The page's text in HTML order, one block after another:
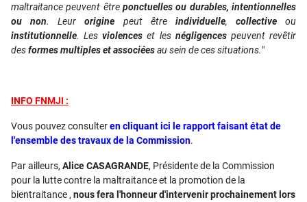
maltraitance peuvent être ponctuelles ou durables, intentionnelles
ou non. Leurorigine peut être individuelle, collectiveou
institutionnelle. Lesviolences et les négligencespeuvent revêtir
desformes multiples et associéesau sein de ces situations."
INFO FNMJI :
Vous pouvez consulteren cliquant ici le rapport faisant état de
l'ensemble des travaux de la Commission.
Par ailleurs, Alice CASAGRANDE, Présidente de la Commission
pour la lutte contre la maltraitance et la promotion de la
bientraitance , nous fera l'honneur d'intervenir prochainement lors